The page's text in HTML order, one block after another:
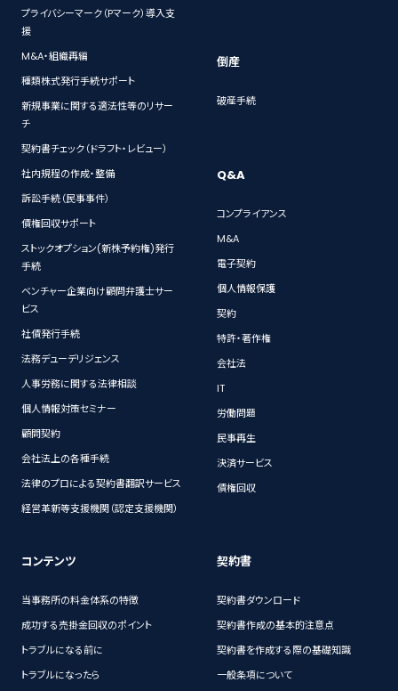
プライバシーマーク（Pマーク）導入支
援
M&A・組織再編
種類株式発行手続サポート
新規事業に関する適法性等のリサー
チ
契約書チェック（ドラフト・レビュー）
社内規程の作成・整備
訴訟手続（民事事件）
債権回収サポート
ストックオプション(新株予約権)発行
手続
ベンチャー企業向け顧問弁護士サー
ビス
社債発行手続
法務デューデリジェンス
人事労務に関する法律相談
個人情報対策セミナー
顧問契約
会社法上の各種手続
法律のプロによる契約書翻訳サービス
経営革新等支援機関（認定支援機関）
倒産
破産手続
Q&A
コンプライアンス
M&A
電子契約
個人情報保護
契約
特許・著作権
会社法
IT
労働問題
民事再生
決済サービス
債権回収
コンテンツ
当事務所の料金体系の特徴
成功する売掛金回収のポイント
トラブルになる前に
トラブルになったら
契約書
契約書ダウンロード
契約書作成の基本的注意点
契約書を作成する際の基礎知識
一般条項について